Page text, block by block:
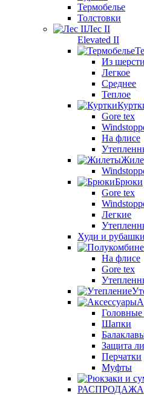
Термобелье
Толстовки
Лес II
Elevated II
Из
Легкое
Среднее
Теплое
Gore tex
На флисе
Брюки
Gore tex
Легкие
Худи и рубашки
На флисе
Gore tex
Шапки
Защита
Перчатки
Муфты
РАСПРОДАЖА